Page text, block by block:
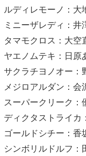
ルディレモーノ：大
ミニーザレディ：井
タマモクロス：大空
ヤエノムテキ：日原
サクラチヨノオー：
メジロアルダン：会
スーパークリーク：
ディクタストライカ
ゴールドシチー：香
シンボリルドルフ：